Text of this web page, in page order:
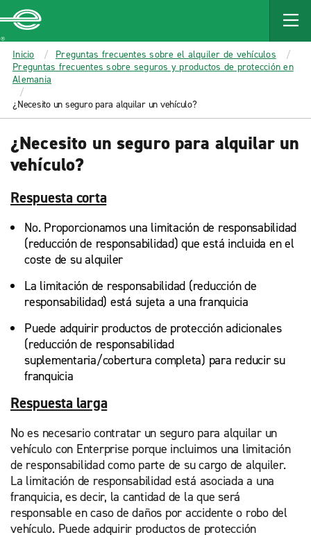
MAIN
CONTENT
Enterprise
Inicio
Preguntas frecuentes sobre el alquiler de vehículos
Preguntas frecuentes sobre seguros y productos de protección en
Alemania
¿Necesito un seguro para alquilar un vehículo?
¿Necesito un seguro para alquilar un
vehículo?
Respuesta corta
No. Proporcionamos una limitación de responsabilidad
(reducción de responsabilidad) que está incluida en el
coste de su alquiler
La limitación de responsabilidad (reducción de
responsabilidad) está sujeta a una franquicia
Puede adquirir productos de protección adicionales
(reducción de responsabilidad
suplementaria/cobertura completa) para reducir su
franquicia
Respuesta larga
No es necesario contratar un seguro para alquilar un
vehículo con Enterprise porque incluimos una limitación
de responsabilidad como parte de su cargo de alquiler.
La limitación de responsabilidad está asociada a una
franquicia, es decir, la cantidad de la que será
responsable en caso de daños por accidente o robo del
vehículo. Puede adquirir productos de protección